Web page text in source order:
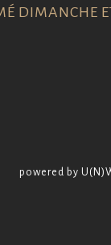
DIMANCHE
powered by